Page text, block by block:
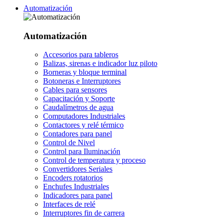
Automatización
Automatización
Accesorios para tableros
Balizas, sirenas e indicador luz piloto
Borneras y bloque terminal
Botoneras e Interruptores
Cables para sensores
Capacitación y Soporte
Caudalímetros de agua
Computadores Industriales
Contactores y relé térmico
Contadores para panel
Control de Nivel
Control para Iluminación
Control de temperatura y proceso
Convertidores Seriales
Encoders rotatorios
Enchufes Industriales
Indicadores para panel
Interfaces de relé
Interruptores fin de carrera